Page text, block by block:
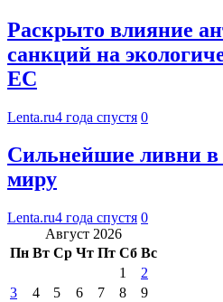
Раскрыто влияние
санкций на
ЕС
Lenta.ru4 года спустя 0
Сильнейшие ливни в
миру
Lenta.ru4 года спустя 0
Август 2026
Пн Вт Ср Чт Пт Сб Вс
1
2
3
4 5 6 7 8
9